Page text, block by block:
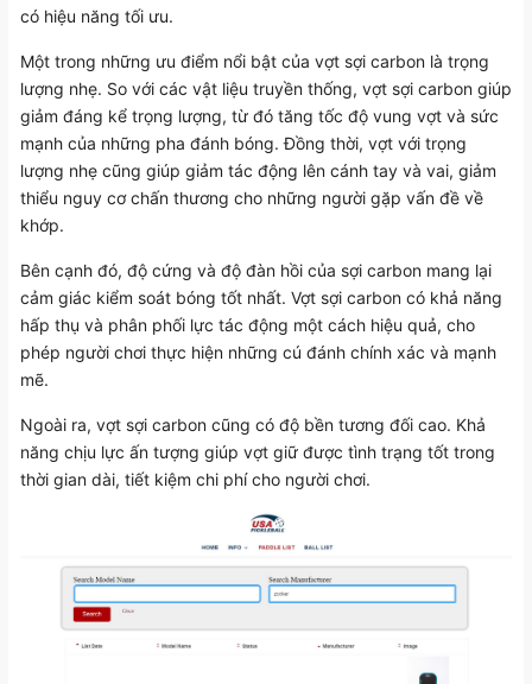
có hiệu năng tối ưu.
Một trong những ưu điểm nổi bật của vợt sợi carbon là trọng
lượng nhẹ. So với các vật liệu truyền thống, vợt sợi carbon giúp
giảm đáng kể trọng lượng, từ đó tăng tốc độ vung vợt và sức
mạnh của những pha đánh bóng. Đồng thời, vợt với trọng
lượng nhẹ cũng giúp giảm tác động lên cánh tay và vai, giảm
thiểu nguy cơ chấn thương cho những người gặp vấn đề về
khớp.
Bên cạnh đó, độ cứng và độ đàn hồi của sợi carbon mang lại
cảm giác kiểm soát bóng tốt nhất. Vợt sợi carbon có khả năng
hấp thụ và phân phối lực tác động một cách hiệu quả, cho
phép người chơi thực hiện những cú đánh chính xác và mạnh
mẽ.
Ngoài ra, vợt sợi carbon cũng có độ bền tương đối cao. Khả
năng chịu lực ấn tượng giúp vợt giữ được tình trạng tốt trong
thời gian dài, tiết kiệm chi phí cho người chơi.